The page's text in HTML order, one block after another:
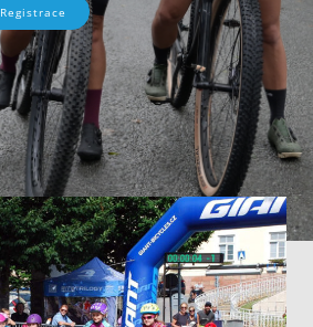
Registrace